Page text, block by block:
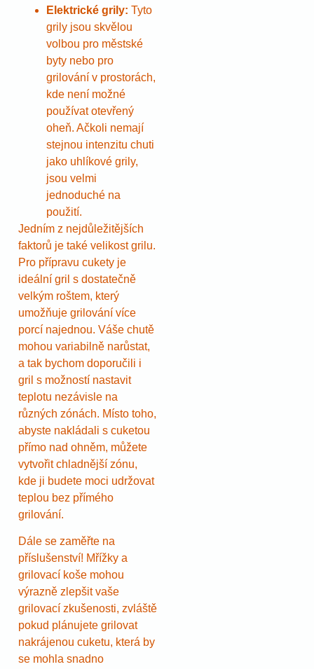
Elektrické grily: Tyto
grily jsou skvělou
volbou pro městské
byty nebo pro
grilování v prostorách,
kde není možné
používat otevřený
oheň. Ačkoli nemají
stejnou intenzitu chuti
jako uhlíkové grily,
jsou velmi
jednoduché na
použití.
Jedním z nejdůležitějších
faktorů je také velikost grilu.
Pro přípravu cukety je
ideální gril s dostatečně
velkým roštem, který
umožňuje grilování více
porcí najednou. Váše chutě
mohou variabilně narůstat,
a tak bychom doporučili i
gril s možností nastavit
teplotu nezávisle na
různých zónách. Místo toho,
abyste nakládali s cuketou
přímo nad ohněm, můžete
vytvořit chladnější zónu,
kde ji budete moci udržovat
teplou bez přímého
grilování.
Dále se zaměřte na
příslušenství! Mřížky a
grilovací koše mohou
výrazně zlepšit vaše
grilovací zkušenosti, zvláště
pokud plánujete grilovat
nakrájenou cuketu, která by
se mohla snadno